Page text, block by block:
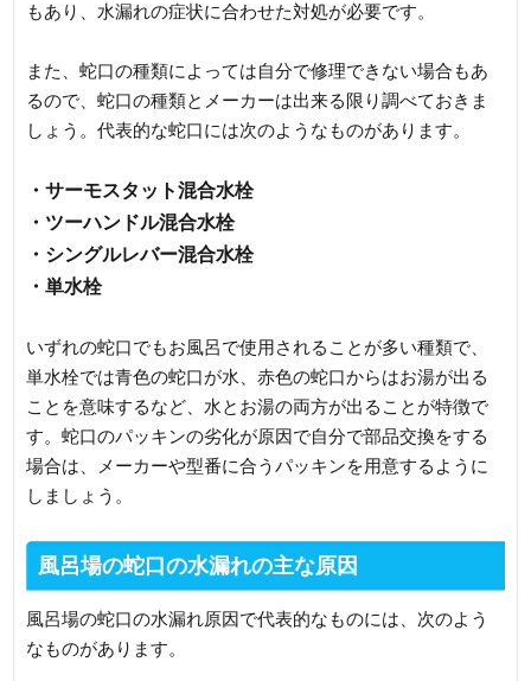
もあり、水漏れの症状に合わせた対処が必要です。
また、蛇口の種類によっては自分で修理できない場合もあ
るので、蛇口の種類とメーカーは出来る限り調べておきま
しょう。代表的な蛇口には次のようなものがあります。
・サーモスタット混合水栓
・ツーハンドル混合水栓
・シングルレバー混合水栓
・単水栓
いずれの蛇口でもお風呂で使用されることが多い種類で、
単水栓では青色の蛇口が水、赤色の蛇口からはお湯が出る
ことを意味するなど、水とお湯の両方が出ることが特徴で
す。蛇口のパッキンの劣化が原因で自分で部品交換をする
場合は、メーカーや型番に合うパッキンを用意するように
しましょう。
風呂場の蛇口の水漏れの主な原因
風呂場の蛇口の水漏れ原因で代表的なものには、次のよう
なものがあります。